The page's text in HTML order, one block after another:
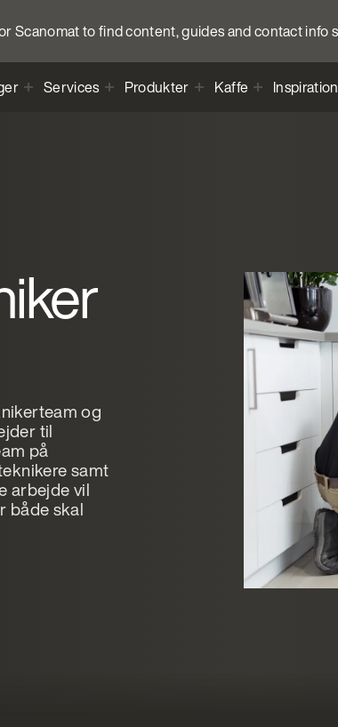
Scanomat to find content, guides and contact info
Services Produkter Kaffe Inspiration
og
til
på
samt
arbejde vil
både skal